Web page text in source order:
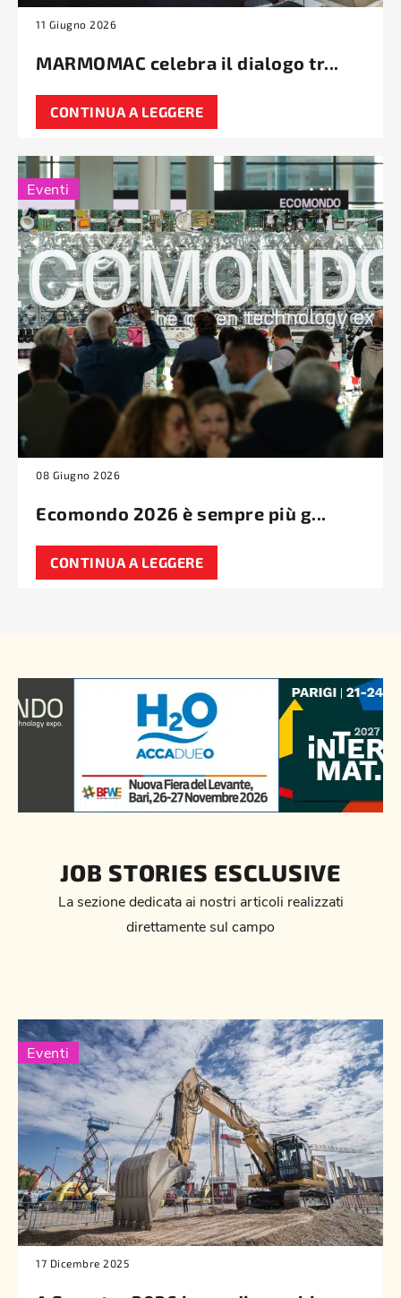
11 Giugno 2026
MARMOMAC celebra il dialogo tr...
CONTINUA A LEGGERE
Eventi
08 Giugno 2026
Ecomondo 2026 è sempre più g...
CONTINUA A LEGGERE
JOB STORIES ESCLUSIVE
La sezione dedicata ai nostri articoli realizzati
direttamente sul campo
Eventi
17 Dicembre 2025